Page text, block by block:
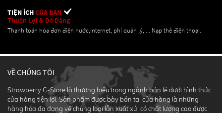
TIỆN ÍCHCỦA BẠN
Thuận Lợi & Dễ Dàng
Thanh toán hóa đơn điện nước,internet, phí quản lý, ... Nạp thẻ điện thoại.
VỀ CHÚNG TÔI
Strawberry C-Store là thương hiệu trong ngành bán lẻ dưới hình thức
cửa hàng tiện lợi. Sản phẩm được bày bán tại cửa hàng là những
hàng hóa đa dạng về chủng loại lẫn xuất xứ, có chất lượng cao được